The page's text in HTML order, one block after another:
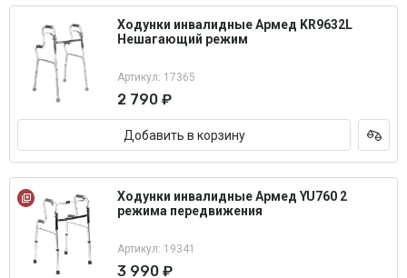
Ходунки инвалидные Армед KR9632L
Нешагающий режим
Артикул: 17365
2 790 ₽
Добавить в корзину
Ходунки инвалидные Армед YU760 2
режима передвижения
Артикул: 19341
3 990 ₽